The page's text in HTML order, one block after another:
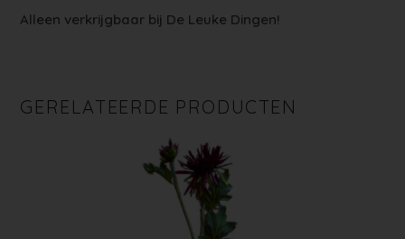
Alleen verkrijgbaar bij De Leuke Dingen!
GERELATEERDE PRODUCTEN